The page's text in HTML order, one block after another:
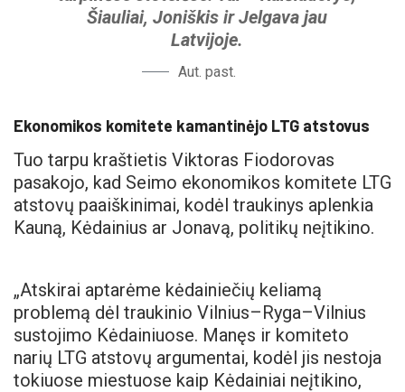
Šiauliai, Joniškis ir Jelgava jau
Latvijoje.
Aut. past.
Ekonomikos komitete kamantinėjo LTG atstovus
Tuo tarpu kraštietis Viktoras Fiodorovas
pasakojo, kad Seimo ekonomikos komitete LTG
atstovų paaiškinimai, kodėl traukinys aplenkia
Kauną, Kėdainius ar Jonavą, politikų neįtikino.
„Atskirai aptarėme kėdainiečių keliamą
problemą dėl traukinio Vilnius–Ryga–Vilnius
sustojimo Kėdainiuose. Manęs ir komiteto
narių LTG atstovų argumentai, kodėl jis nestoja
tokiuose miestuose kaip Kėdainiai neįtikino,